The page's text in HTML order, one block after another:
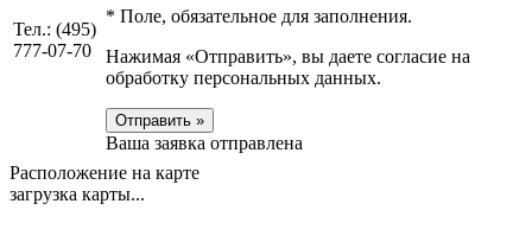
Тел.: (495)
777-07-70
* Поле, обязательное для заполнения.
Нажимая «Отправить», вы даете согласие на
обработку персональных данных.
Отправить »
Ваша заявка отправлена
Расположение на карте
загрузка карты...